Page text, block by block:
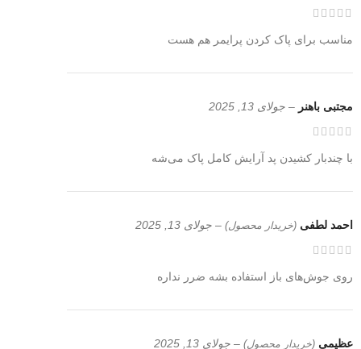
مناسب برای پاک کردن پرایمر هم هست
مجتبی باهنر – جولای 13, 2025
با چندبار کشیدن پد آرایش کامل پاک می‌شه
احمد لطفی (خریدار محصول) – جولای 13, 2025
روی جوش‌های باز استفاده بشه ضرر نداره
عظیمی (خریدار محصول) – جولای 13, 2025